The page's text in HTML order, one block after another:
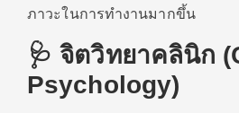
ภาวะในการทำงานมากขึ้น
🩺 จิตวิทยาคลินิก
Psychology)